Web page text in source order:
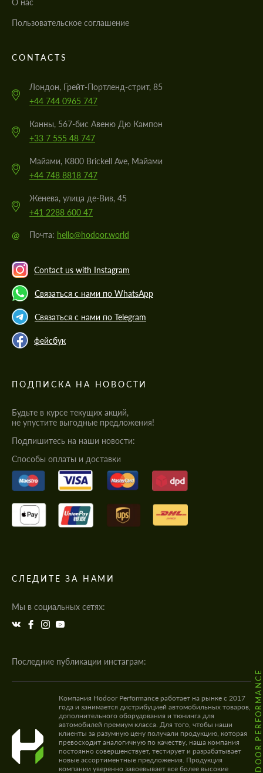
О нас
Пользовательское соглашение
CONTACTS
Лондон, Грейт-Портленд-стрит, 85
+44 744 0965 747
Канны, 567-бис Авеню Дю Кампон
+33 7 555 48 747
Майами, K800 Brickell Ave, Майами
+44 748 8818 747
Женева, улица де-Вив, 45
+41 2288 600 47
@ Почта: hello@hodoor.world
Contact us with Instagram
Связаться с нами по WhatsApp
Связаться с нами по Telegram
фейсбук
ПОДПИСКА НА НОВОСТИ
Будьте в курсе текущих акций,
не упустите выгодные предложения!
Подпишитесь на наши новости:
Cпособы оплаты и доставки
СЛЕДИТЕ ЗА НАМИ
Мы в социальных сетях:
Последние публикации инстаграм:
@HODOOR.PERFORMANCE
Компания Hodoor Performance работает на рынке с 2017
года и занимается дистрибуцией автомобильных товаров,
дополнительного оборудования и тюнинга для
автомобилей премиум класса. Для того, чтобы наши
клиенты за разумную цену получали продукцию, которая
превосходит аналогичную по качеству, наша компания
постоянно совершенствует, тестирует и разрабатывает
новые ассортиментные предложения. Продукция
компании уверенно завоевывает все более высокие